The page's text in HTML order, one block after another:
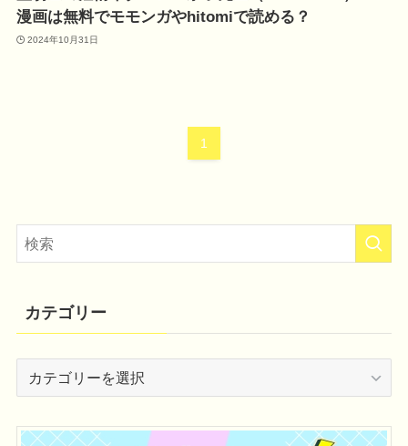
漫画は無料でモモンガやhitomiで読める？
2024年10月31日
1
カテゴリー
リ